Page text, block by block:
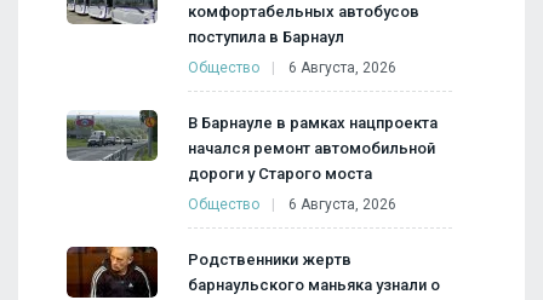
комфортабельных автобусов
поступила в Барнаул
Общество 6 Августа, 2026
В Барнауле в рамках нацпроекта
начался ремонт автомобильной
дороги у Старого моста
Общество 6 Августа, 2026
Родственники жертв
барнаульского маньяка узнали о